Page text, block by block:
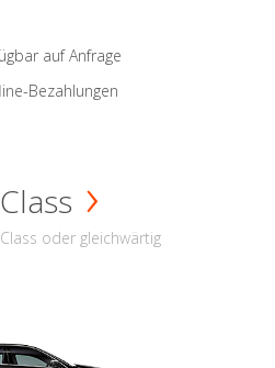
auf Anfrage
Bezahlungen
oder gleichwärtig